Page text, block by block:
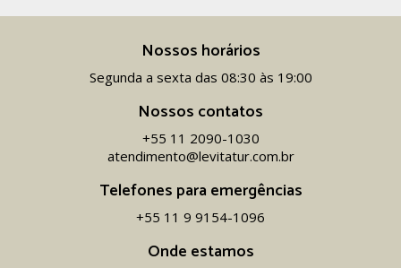
Onde estamos
Nossos horários
Segunda a sexta das 08:30 às 19:00
Nossos contatos
+55 11 2090-1030
atendimento@levitatur.com.br
Telefones para emergências
+55 11 9 9154-1096‬